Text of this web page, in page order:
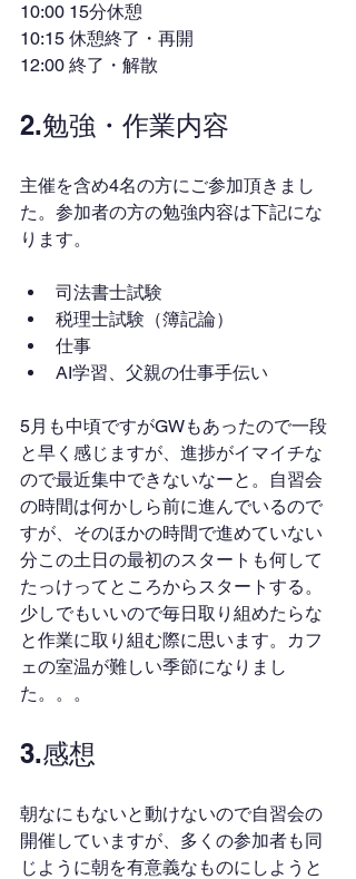
10:00 15分休憩
10:15 休憩終了・再開
12:00 終了・解散
2.勉強・作業内容
主催を含め4名の方にご参加頂きまし
た。参加者の方の勉強内容は下記にな
ります。
司法書士試験
税理士試験（簿記論）
仕事
AI学習、父親の仕事手伝い
5月も中頃ですがGWもあったので一段
と早く感じますが、進捗がイマイチな
ので最近集中できないなーと。自習会
の時間は何かしら前に進んでいるので
すが、そのほかの時間で進めていない
分この土日の最初のスタートも何して
たっけってところからスタートする。
少しでもいいので毎日取り組めたらな
と作業に取り組む際に思います。カフ
ェの室温が難しい季節になりまし
た。。。
3.感想
朝なにもないと動けないので自習会の
開催していますが、多くの参加者も同
じように朝を有意義なものにしようと